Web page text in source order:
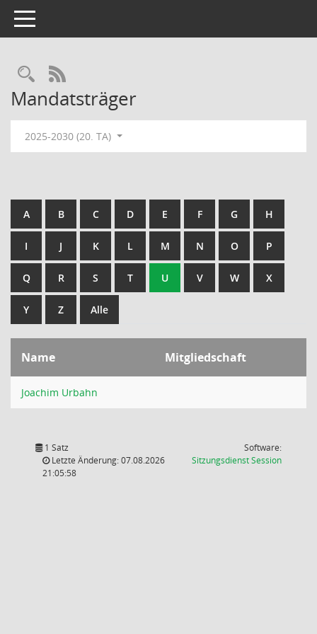
Toggle navigation
Rechercheauswahl
RSS-Feed
Mandatsträger
2025-2030 (20. TA)
A B C D E F G H
I J K L M N O P
Q R S T U V W X
Y Z Alle
Name Mitgliedschaft
Joachim Urbahn
1 Satz
Letzte Änderung: 07.08.2026
21:05:58
Software:
SitzungsdienstSession(Wird in